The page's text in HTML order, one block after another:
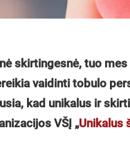
skirtingesnė, tuo
vaidinti tobulo
kad unikalus ir
VŠĮ „Unikalus